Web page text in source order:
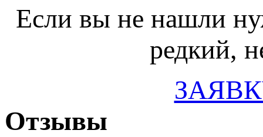
Если вы не нашли
редкий,
Отзывы